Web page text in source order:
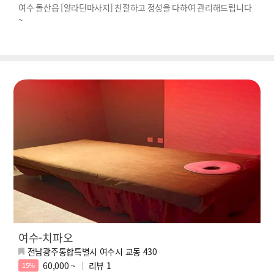
여수 돌산읍 [알라딘마사지] 친절하고 정성을 다하여 관리해드립니다
~
여수-치파오
전남광주통합특별시 여수시 교동 430
15% 60,000 ~ 리뷰 1